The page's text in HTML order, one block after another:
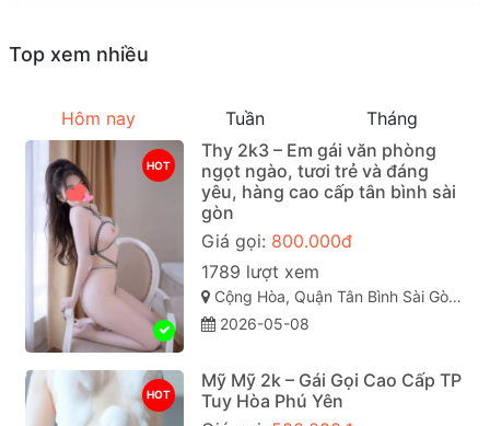
Top xem nhiều
Hôm nay Tuần Tháng
HOT
Thy 2k3 – Em gái văn phòng
ngọt ngào, tươi trẻ và đáng
yêu, hàng cao cấp tân bình sài
gòn
Giá gọi: 800.000đ
1789 lượt xem
Cộng Hòa, Quận Tân Bình Sài Gòn ( TP. Hồ Chí Minh )
2026-05-08
HOT
Mỹ Mỹ 2k – Gái Gọi Cao Cấp TP
Tuy Hòa Phú Yên